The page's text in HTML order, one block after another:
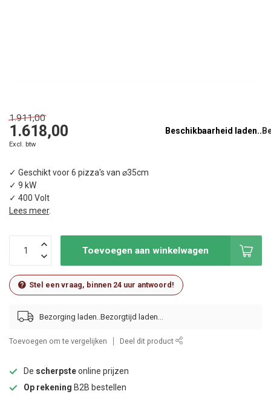
1.911,00
1.618,00
Excl. btw
Beschikbaarheid laden..
✓ Geschikt voor 6 pizza's van ⌀35cm
✓ 9 kW
✓ 400 Volt
Lees meer.
Toevoegen aan winkelwagen
Stel een vraag, binnen 24 uur antwoord!
Bezorging laden..
Toevoegen om te vergelijken Deel dit product
De scherpsteonline prijzen
Op rekening B2B bestellen